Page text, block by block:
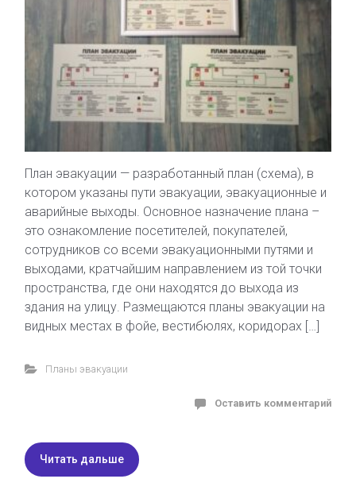
План эвакуации — разработанный план (схема), в
котором указаны пути эвакуации, эвакуационные и
аварийные выходы. Основное назначение плана –
это ознакомление посетителей, покупателей,
сотрудников со всеми эвакуационными путями и
выходами, кратчайшим направлением из той точки
пространства, где они находятся до выхода из
здания на улицу. Размещаются планы эвакуации на
видных местах в фойе, вестибюлях, коридорах […]
Планы эвакуации
Оставить комментарий
Читать дальше